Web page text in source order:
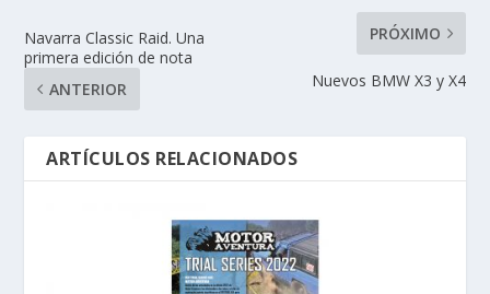
Navarra Classic Raid. Una
primera edición de nota
ANTERIOR
PRÓXIMO
Nuevos BMW X3 y X4
ARTÍCULOS RELACIONADOS